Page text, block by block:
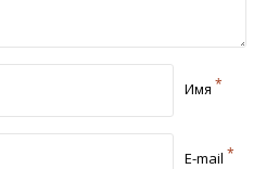
Имя *
E-mail *